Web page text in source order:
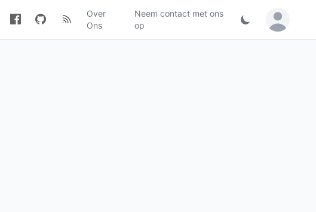
Over
Ons
Neem contact met ons
op
Sign in /